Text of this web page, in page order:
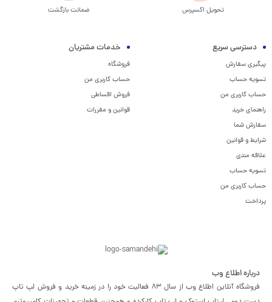
تحویل اکسپرس ضمانت بازگشت
دسترسی سریع
پیگیری سفارش
تسویه حساب
حساب کاربری من
راهنمای خرید
سفارش شما
شرایط و قوانین
علاقه مندی
تسویه حساب
حساب کاربری من
پرداخت
خدمات مشتریان
فروشگاه
حساب کاربری من
فروش اقساطی
قوانین و مقررات
درباره اطلاع وب
فروشگاه آنلاین اطلاع وب از سال 83 فعالیت خود را در زمینه خرید و فروش لپ تاپ